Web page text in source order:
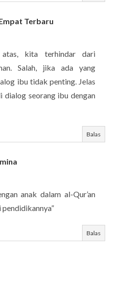
Terbaru
kita terhindar dari
Salah, jika ada yang
ibu tidak penting. Jelas
dialog seorang ibu dengan
Balas
anak dalam al-Qur’an
Balas